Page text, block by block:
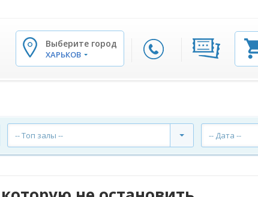
Выберите город
ХАРЬКОВ
-- Топ залы -- -- Дата --